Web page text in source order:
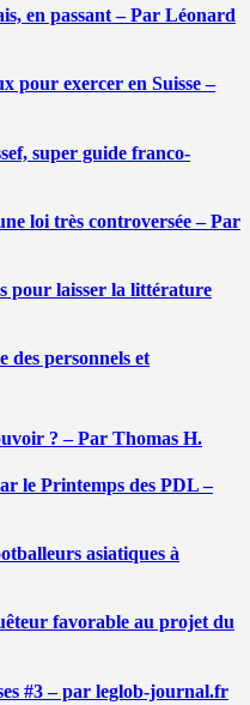
en passant – Par Léonard
pour exercer en Suisse –
super guide franco-
loi très controversée – Par
pour laisser la littérature
personnels et
? – Par Thomas H.
le Printemps des PDL –
asiatiques à
favorable au projet du
#3 – par leglob-journal.fr